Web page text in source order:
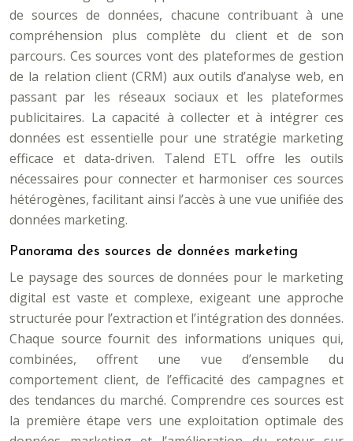
de sources de données, chacune contribuant à une
compréhension plus complète du client et de son
parcours. Ces sources vont des plateformes de gestion
de la relation client (CRM) aux outils d’analyse web, en
passant par les réseaux sociaux et les plateformes
publicitaires. La capacité à collecter et à intégrer ces
données est essentielle pour une stratégie marketing
efficace et data-driven. Talend ETL offre les outils
nécessaires pour connecter et harmoniser ces sources
hétérogènes, facilitant ainsi l’accès à une vue unifiée des
données marketing.
Panorama des sources de données marketing
Le paysage des sources de données pour le marketing
digital est vaste et complexe, exigeant une approche
structurée pour l’extraction et l’intégration des données.
Chaque source fournit des informations uniques qui,
combinées, offrent une vue d’ensemble du
comportement client, de l’efficacité des campagnes et
des tendances du marché. Comprendre ces sources est
la première étape vers une exploitation optimale des